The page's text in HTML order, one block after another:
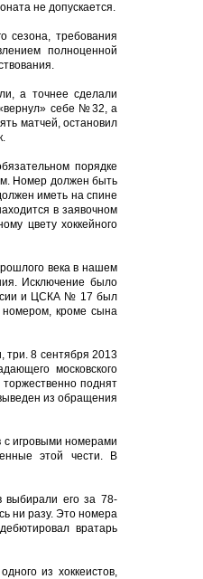
не допускается.
сезона, требования
полноценной
а точнее сделали
себе №32, а
матчей, остановил
порядке
Номер должен быть
иметь на спине
в заявочном
цвету хоккейного
века в нашем
Исключение было
и ЦСКА № 17 был
номером, кроме сына
три. 8 сентября 2013
московского
поднят
из обращения
игровыми номерами
этой чести. В
его за 78-
ни разу. Это номера
вратарь
из хоккеистов,